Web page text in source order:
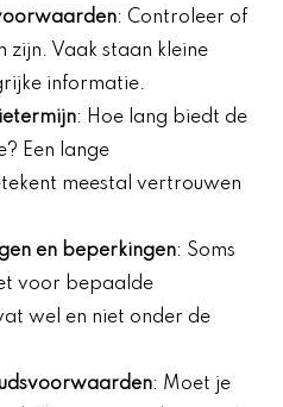
: Controleer of
zijn. Vaak staan kleine
informatie.
: Hoe lang biedt de
Een lange
meestal vertrouwen
en beperkingen: Soms
voor bepaalde
wel en niet onder de
: Moet je